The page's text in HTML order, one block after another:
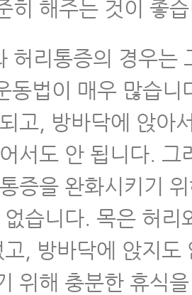
히 해주는 것이 좋
허리통증의 경우는
동법이 매우 많습니
고, 방바닥에 앉아
서도 안 됩니다. 그
증을 완화시키기
습니다. 목은 허리
, 방바닥에 앉지도
위해 충분한 휴식